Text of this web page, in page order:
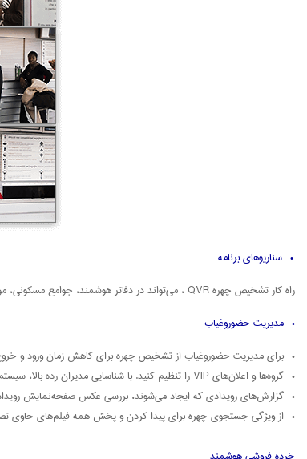
• سناریوهای برنامه
راه‌ کار تشخیص چهره QVR ، می‌تواند در دفاتر هوشمند، جوامع مسکونی، مؤسسات تحقیقاتی و فروشگاه‌های خرده فروشی ادغام شود تا مدیریت حضوروغیاب هوشمند، مدیریت کنترل دسترسی به درب، سیستم استقبال VIP و خدمات خرده فروشی هوشمند را فراهم کند.
• مدیریت حضوروغیاب
• برای مدیریت حضوروغیاب از تشخیص چهره برای کاهش زمان ورود و
• گروه‌ها و اعلان‌های VIP را تنظیم کنید. با شناسایی مدیران رده بالا، سیستم به‌طور خودکار هشدارها را ارسال می‌کند.
• گزارش‌های رویدادی که ایجاد می‌شوند، بررسی عکس صفحه‌نمایش
• از ویژگی جستجوی چهره برای پیدا کردن و پخش همه فیلم‌های حاوی